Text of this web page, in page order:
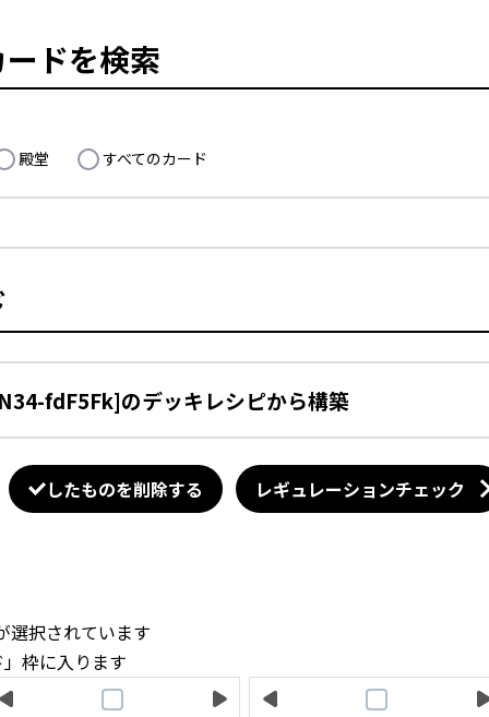
ドを検索
殿堂 すべてのカード
fdF5Fk]のデッキレシピから構築
したものを削除する レギュレーションチェック
選択されています
枠に入ります